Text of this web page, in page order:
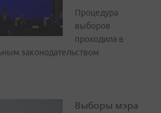
Процедура
выборов
проходила в
законодательством
Выборы мэра